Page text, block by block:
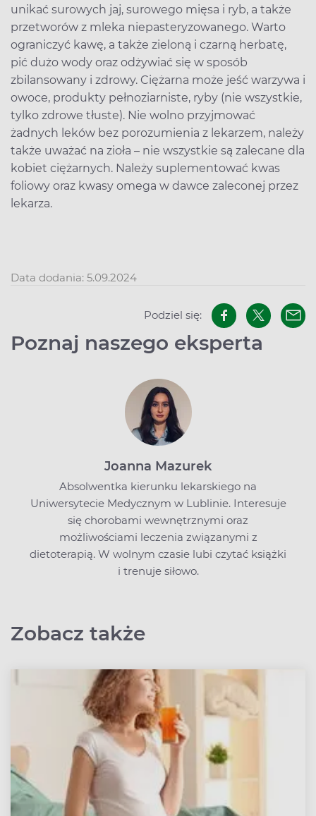
unikać surowych jaj, surowego mięsa i ryb, a także
przetworów z mleka niepasteryzowanego. Warto
ograniczyć kawę, a także zieloną i czarną herbatę,
pić dużo wody oraz odżywiać się w sposób
zbilansowany i zdrowy. Ciężarna może jeść warzywa i
owoce, produkty pełnoziarniste, ryby (nie wszystkie,
tylko zdrowe tłuste). Nie wolno przyjmować
żadnych leków bez porozumienia z lekarzem, należy
także uważać na zioła – nie wszystkie są zalecane dla
kobiet ciężarnych. Należy suplementować kwas
foliowy oraz kwasy omega w dawce zaleconej przez
lekarza.
Data dodania: 5.09.2024
Podziel się:
Poznaj naszego eksperta
Joanna Mazurek
Absolwentka kierunku lekarskiego na
Uniwersytecie Medycznym w Lublinie. Interesuje
się chorobami wewnętrznymi oraz
możliwościami leczenia związanymi z
dietoterapią. W wolnym czasie lubi czytać książki
i trenuje siłowo.
Zobacz także